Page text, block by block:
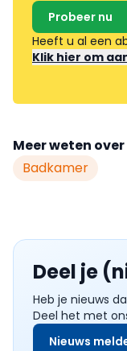
Probeer nu
Heeft u al een
Klik hier om
Meer weten over
Badkamer
Deel je
Heb je nieuws
Deel het met
Nieuws